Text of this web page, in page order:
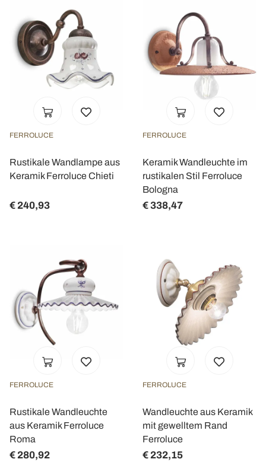
FERROLUCE
Rustikale Wandlampe aus
Keramik Ferroluce Chieti
€ 240,93
FERROLUCE
Keramik Wandleuchte im
rustikalen Stil Ferroluce
Bologna
€ 338,47
FERROLUCE
Rustikale Wandleuchte
aus Keramik Ferroluce
Roma
€ 280,92
FERROLUCE
Wandleuchte aus Keramik
mit gewelltem Rand
Ferroluce
€ 232,15